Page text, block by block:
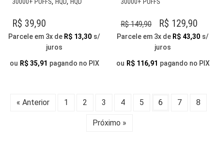
VARIANTES.
AS
PODEM
PÁGINA
PRODUTO
R$ 39,90
Parcele em 3x de R$ 13,30 s/
juros
ou R$ 35,91 pagando no PIX
AS
R$149,90
O
PREÇO
ORIGINAL
ERA:
R$ 129,90
É:
Parcele em 3x de R$ 43,30 s/
juros
ou R$ 116,91 pagando no PIX
« Anterior 1 2 3 4 5 6 7 8
Próximo »